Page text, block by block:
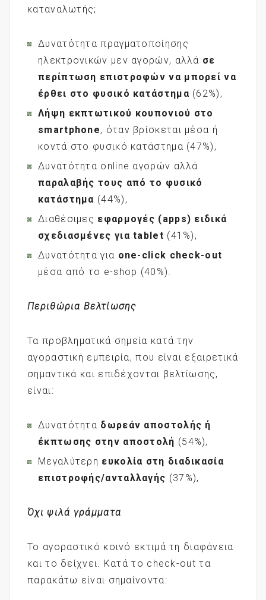
καταναλωτής;
Δυνατότητα πραγματοποίησης
ηλεκτρονικών μεν αγορών, αλλά σε
περίπτωση επιστροφών να μπορεί να
έρθει στο φυσικό κατάστημα (62%),
Λήψη εκπτωτικού κουπονιού στο
smartphone, όταν βρίσκεται μέσα ή
κοντά στο φυσικό κατάστημα (47%),
Δυνατότητα online αγορών αλλά
παραλαβής τους από το φυσικό
κατάστημα (44%),
Διαθέσιμες εφαρμογές (apps) ειδικά
σχεδιασμένες για tablet (41%),
Δυνατότητα για one-click check-out
μέσα από το e-shop (40%).
Περιθώρια Βελτίωσης
Τα προβληματικά σημεία κατά την
αγοραστική εμπειρία, που είναι εξαιρετικά
σημαντικά και επιδέχονται βελτίωσης,
είναι:
Δυνατότητα δωρεάν αποστολής ή
έκπτωσης στην αποστολή (54%),
Μεγαλύτερη ευκολία στη διαδικασία
επιστροφής/ανταλλαγής (37%),
Όχι ψιλά γράμματα
Το αγοραστικό κοινό εκτιμά τη διαφάνεια
και το δείχνει. Κατά το check-out τα
παρακάτω είναι σημαίνοντα: